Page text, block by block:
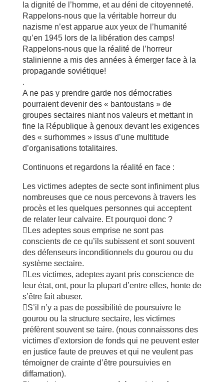
la dignité de l’homme, et au déni de citoyenneté.
Rappelons-nous que la véritable horreur du
nazisme n’est apparue aux yeux de l’humanité
qu’en 1945 lors de la libération des camps!
Rappelons-nous que la réalité de l’horreur
stalinienne a mis des années à émerger face à la
propagande soviétique!
.
A ne pas y prendre garde nos démocraties
pourraient devenir des « bantoustans » de
groupes sectaires niant nos valeurs et mettant in
fine la République à genoux devant les exigences
des « surhommes » issus d’une multitude
d’organisations totalitaires.
Continuons et regardons la réalité en face :
Les victimes adeptes de secte sont infiniment plus
nombreuses que ce nous percevons à travers les
procès et les quelques personnes qui acceptent
de relater leur calvaire. Et pourquoi donc ?
Les adeptes sous emprise ne sont pas
conscients de ce qu’ils subissent et sont souvent
des défenseurs inconditionnels du gourou ou du
système sectaire.
Les victimes, adeptes ayant pris conscience de
leur état, ont, pour la plupart d’entre elles, honte de
s’être fait abuser.
S’il n’y a pas de possibilité de poursuivre le
gourou ou la structure sectaire, les victimes
préfèrent souvent se taire. (nous connaissons des
victimes d’extorsion de fonds qui ne peuvent ester
en justice faute de preuves et qui ne veulent pas
témoigner de crainte d’être poursuivies en
diffamation).